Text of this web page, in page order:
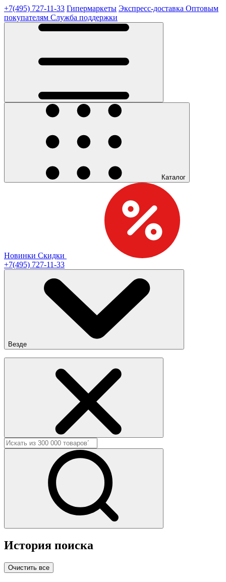
+7(495) 727-11-33 Гипермаркеты Экспресс-доставка Оптовым
покупателям Служба поддержки
Каталог
Новинки Скидки
+7(495) 727-11-33
Везде
История поиска
Очистить все